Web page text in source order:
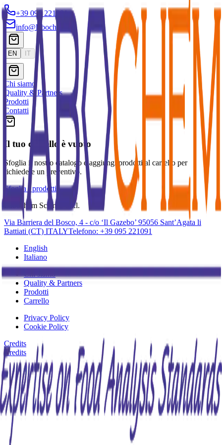
+39 095 221091
info@labochem.it
EN IT
Chi siamo
Quality & Partners
Prodotti
Contatti
Il tuo carrello è vuoto
Sfoglia il nostro catalogo e aggiungi prodotti al carrello per
richiedere un preventivo.
Sfoglia i prodotti
Labochem Science S.r.l.
Via Barriera del Bosco, 4 - c/o ‘Il Gazebo’ 95056 Sant’Agata li
Battiati (CT) ITALYTelefono: +39 095 221091
English
Italiano
Chi siamo
Quality & Partners
Prodotti
Carrello
Privacy Policy
Cookie Policy
Credits
Credits